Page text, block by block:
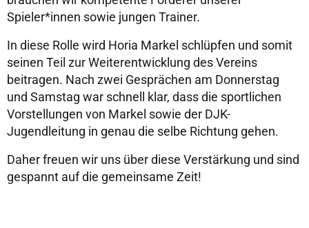
Spieler*innen sowie jungen Trainer.
In diese Rolle wird Horia Markel schlüpfen und somit
seinen Teil zur Weiterentwicklung des Vereins
beitragen. Nach zwei Gesprächen am Donnerstag
und Samstag war schnell klar, dass die sportlichen
Vorstellungen von Markel sowie der DJK-
Jugendleitung in genau die selbe Richtung gehen.
Daher freuen wir uns über diese Verstärkung und sind
gespannt auf die gemeinsame Zeit!